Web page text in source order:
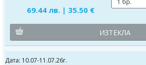
69.44 лв. | 35.50 €
ИЗТЕКЛА
Дата: 10.07-11.07.26г.